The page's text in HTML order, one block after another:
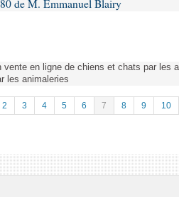
de M. Emmanuel Blairy
vente en ligne de chiens et chats par les
les animaleries
2 3 4 5 6 7 8 9 10